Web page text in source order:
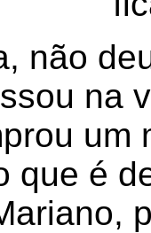
não
na
que é